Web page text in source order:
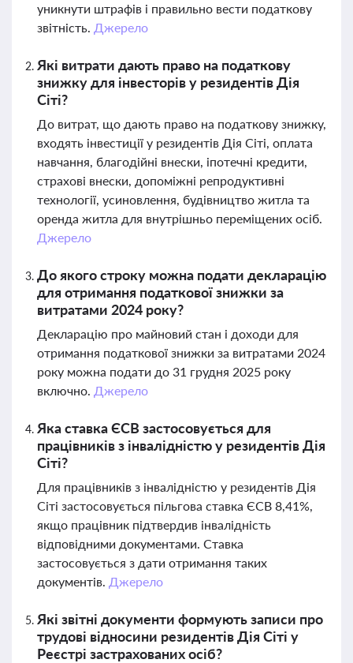
уникнути штрафів і правильно вести податкову
звітність. Джерело
Які витрати дають право на податкову
знижку для інвесторів у резидентів Дія
Сіті?
До витрат, що дають право на податкову знижку,
входять інвестиції у резидентів Дія Сіті, оплата
навчання, благодійні внески, іпотечні кредити,
страхові внески, допоміжні репродуктивні
технології, усиновлення, будівництво житла та
оренда житла для внутрішньо переміщених осіб.
Джерело
До якого строку можна подати декларацію
для отримання податкової знижки за
витратами 2024 року?
Декларацію про майновий стан і доходи для
отримання податкової знижки за витратами 2024
року можна подати до 31 грудня 2025 року
включно. Джерело
Яка ставка ЄСВ застосовується для
працівників з інвалідністю у резидентів Дія
Сіті?
Для працівників з інвалідністю у резидентів Дія
Сіті застосовується пільгова ставка ЄСВ 8,41%,
якщо працівник підтвердив інвалідність
відповідними документами. Ставка
застосовується з дати отримання таких
документів. Джерело
Які звітні документи формують записи про
трудові відносини резидентів Дія Сіті у
Реєстрі застрахованих осіб?